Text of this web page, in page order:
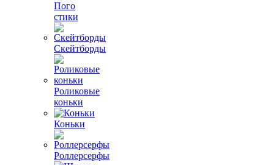
Пого
стики
Скейтборды
Роликовые
коньки
Коньки
Роллерсерфы